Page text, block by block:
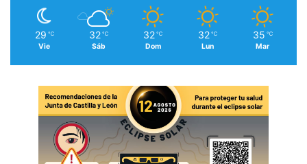
29 ℃
Vie
32 ℃
Sáb
32 ℃
Dom
32 ℃
Lun
35 ℃
Mar